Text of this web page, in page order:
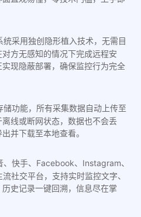
采用独创隐形植入技术，无需目
方无感知的情况下完成远程安
现隐蔽部署，确保监控行为完全
储功能，所有采集数据自动上传至
线或断网状态，数据也不会丢
并下载至本地查看。
、快手、Facebook、Instagram、
社交平台，支持实时监控文字、
史记录一键回溯，信息尽在掌